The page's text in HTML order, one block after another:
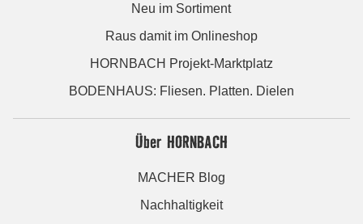
Neu im Sortiment
Raus damit im Onlineshop
HORNBACH Projekt-Marktplatz
BODENHAUS: Fliesen. Platten. Dielen
Über HORNBACH
MACHER Blog
Nachhaltigkeit